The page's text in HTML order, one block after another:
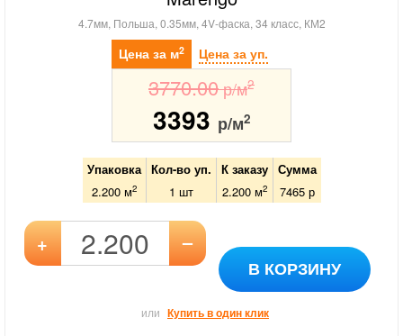
4.7мм, Польша, 0.35мм, 4V-фаска, 34 класс, КМ2
Цена за м2 Цена за уп.
3770.00р/м2
3393 р/м2
Упаковка Кол-во уп. К заказу
Сумма
2.200 м2 1 шт 2.200м2 7465р
+ –
В КОРЗИНУ
или Купить в один клик